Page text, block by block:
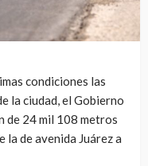
condiciones las
la ciudad, el Gobierno
de 24 mil 108 metros
de avenida Juárez a